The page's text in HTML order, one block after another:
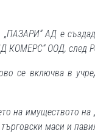
„ПАЗАРИ“ АД е
КОМЕРС“ ООД, след
се включва в
на имуществото
маси и